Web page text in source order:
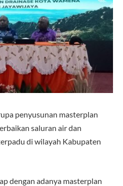
penyusunan masterplan
saluran air dan
di wilayah Kabupaten
dengan adanya masterplan